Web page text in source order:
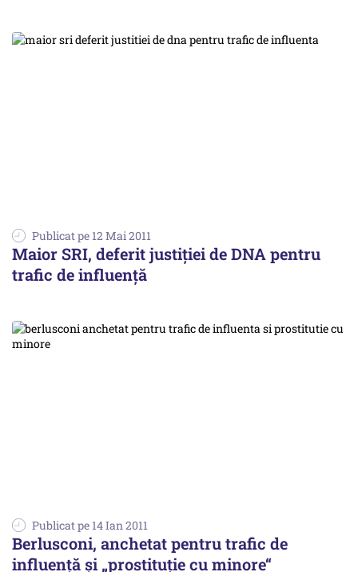
Publicat pe 12 Mai 2011
Maior SRI, deferit justiţiei de DNA pentru
trafic de influenţă
Publicat pe 14 Ian 2011
Berlusconi, anchetat pentru trafic de
influenţă şi „prostituţie cu minore“